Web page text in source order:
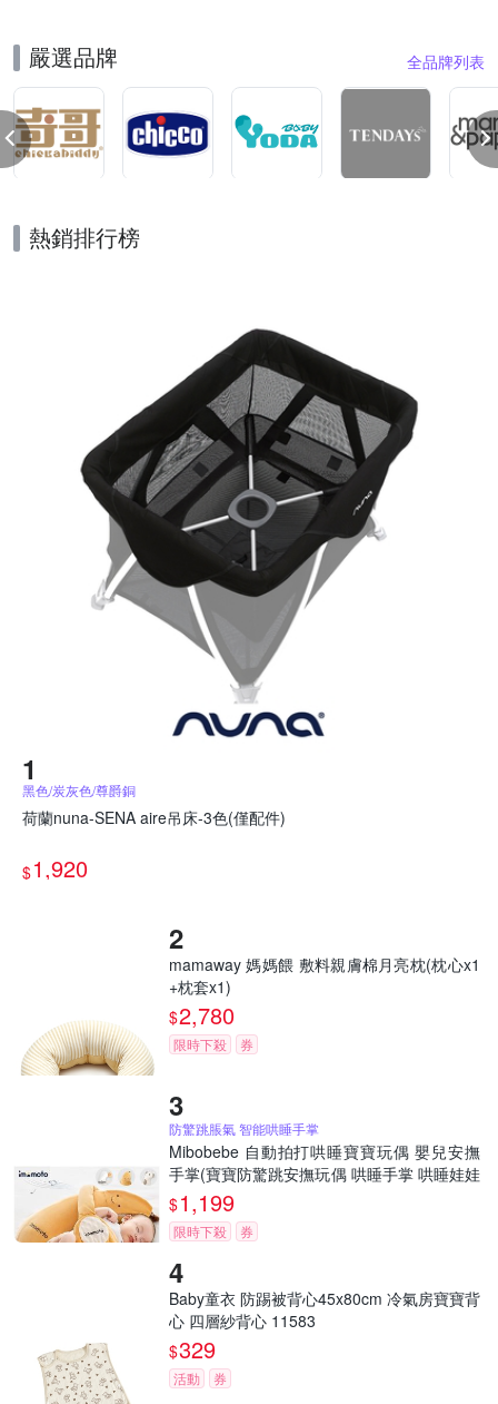
嚴選品牌 全品牌列表
熱銷排行榜
黑色/炭灰色/尊爵銅
荷蘭nuna-SENA aire吊床-3色(僅配件)
$1,920
mamaway 媽媽餵 敷料親膚棉月亮枕(枕心x1
+枕套x1)
$2,780
限時下殺 券
防驚跳脹氣 智能哄睡手掌
Mibobebe 自動拍打哄睡寶寶玩偶 嬰兒安撫
手掌(寶寶防驚跳安撫玩偶 哄睡手掌 哄睡娃娃
安撫神器)
$1,199
限時下殺 券
Baby童衣 防踢被背心45x80cm 冷氣房寶寶背
心 四層紗背心 11583
$329
活動 券